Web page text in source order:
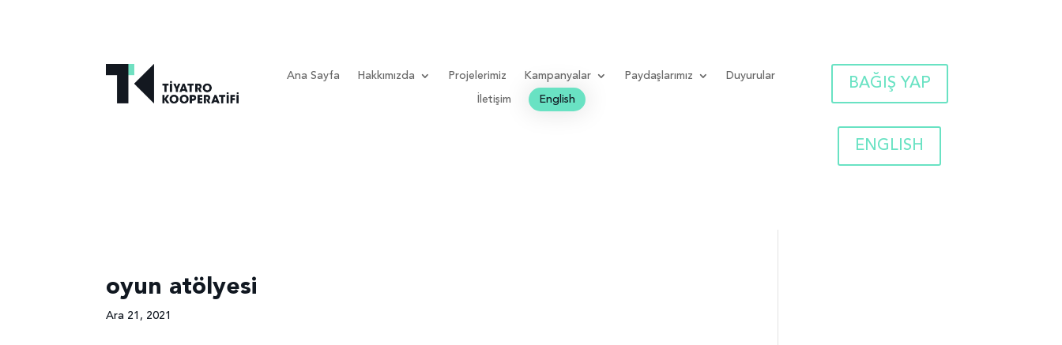
Ana Sayfa Hakkımızda Projelerimiz Kampanyalar Paydaşlarımız Duyurular
İletişim English
BAĞIŞ YAP
ENGLISH
oyun atölyesi
Ara 21, 2021